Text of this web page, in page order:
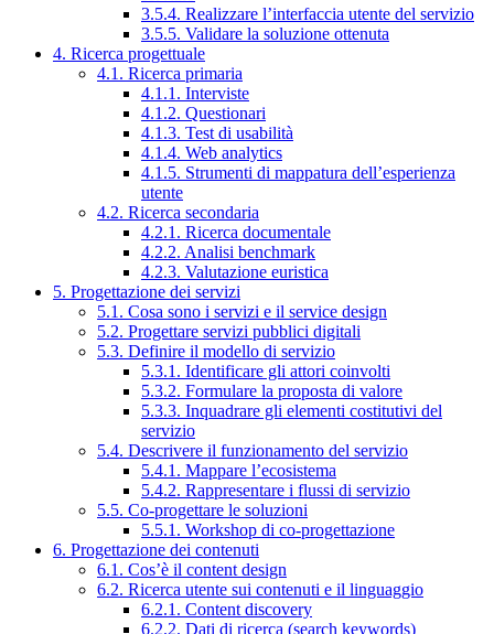
3.5.4. Realizzare l’interfaccia utente del servizio
3.5.5. Validare la soluzione ottenuta
4. Ricerca progettuale
4.1. Ricerca primaria
4.1.1. Interviste
4.1.2. Questionari
4.1.3. Test di usabilità
4.1.4. Web analytics
4.1.5. Strumenti di mappatura dell’esperienza
utente
4.2. Ricerca secondaria
4.2.1. Ricerca documentale
4.2.2. Analisi benchmark
4.2.3. Valutazione euristica
5. Progettazione dei servizi
5.1. Cosa sono i servizi e il service design
5.2. Progettare servizi pubblici digitali
5.3. Definire il modello di servizio
5.3.1. Identificare gli attori coinvolti
5.3.2. Formulare la proposta di valore
5.3.3. Inquadrare gli elementi costitutivi del
servizio
5.4. Descrivere il funzionamento del servizio
5.4.1. Mappare l’ecosistema
5.4.2. Rappresentare i flussi di servizio
5.5. Co-progettare le soluzioni
5.5.1. Workshop di co-progettazione
6. Progettazione dei contenuti
6.1. Cos’è il content design
6.2. Ricerca utente sui contenuti e il linguaggio
6.2.1. Content discovery
6.2.2. Dati di ricerca (search keywords)